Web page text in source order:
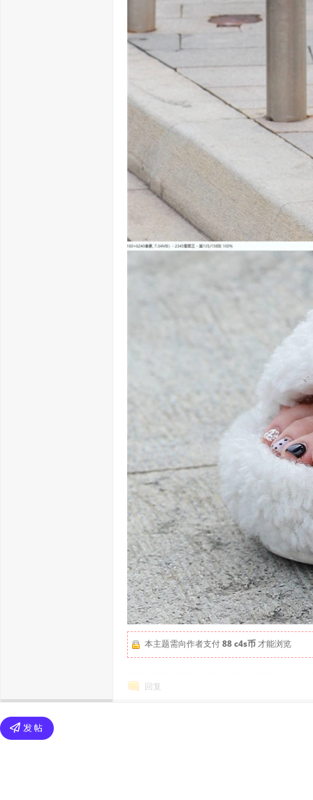
本主题需向作者支付88 c4s币才能浏览
回复